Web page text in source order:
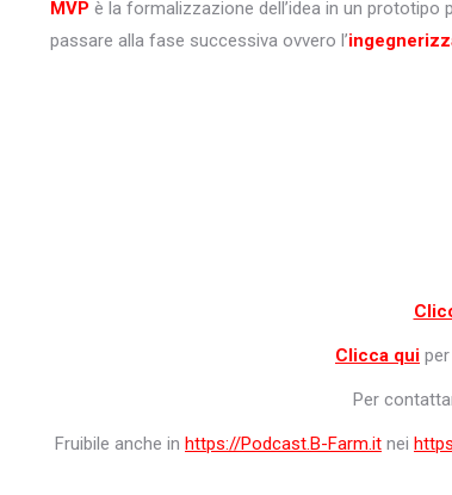
MVP è la formalizzazione dell’idea in un
passare alla fase successiva ovvero l’
Clicca qui
Per
Fruibile anche in https://Podcast.B-Farm.it nei